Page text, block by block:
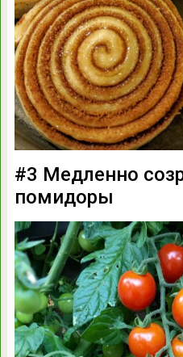
#3 Медленно
помидоры